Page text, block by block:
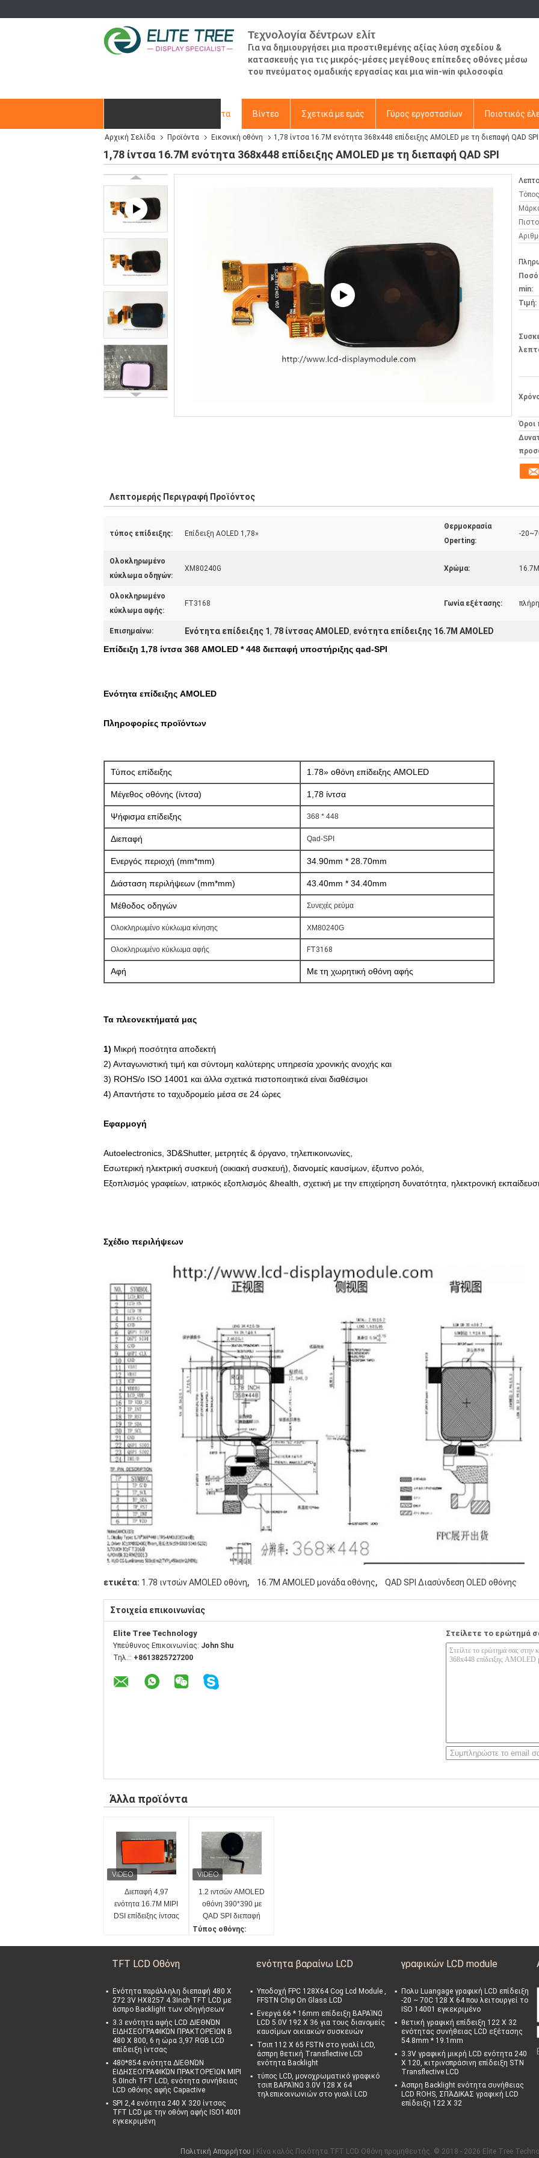
Τεχνολογία δέντρων ελίτ
Για να δημιουργήσει μια προστιθεμένης αξίας λύση σχεδίου &
κατασκευής για τις μικρός-μέσες μεγέθους επίπεδες οθόνες μέσω
του πνεύματος ομαδικής εργασίας και μια win-win φιλοσοφία
Προϊόντα Βίντεο Σχετικά με εμάς Γύρος εργοστασίων Ποιοτικός
Ζητήστε ένα απόσπασμα
Αρχική Σελίδα Προϊόντα Εικονική οθόνη 1,78 ίντσα 16.7M ενότητα 368x448 επίδειξης AMOLED με τη διεπαφή QAD SPI
1,78 ίντσα 16.7M ενότητα 368x448 επίδειξης AMOLED με τη διεπαφή QAD SPI
min:
Τιμή:
Όροι
Λεπτομερής Περιγραφή Προϊόντος
τύπος επίδειξης: Επίδειξη AOLED 1,78»
Θερμοκρασία
Operting:
-
Ολοκληρωμένο
κύκλωμα οδηγών:
XM80240G Χρώμα:
Ολοκληρωμένο
κύκλωμα αφής:
FT3168 Γωνία εξέτασης:
Επισημαίνω: Ενότητα επίδειξης 1 , 78 ίντσας AMOLED, ενότητα επίδειξης 16.7M AMOLED
Επίδειξη 1,78 ίντσα 368 AMOLED * 448 διεπαφή υποστήριξης qad-SPI
Ενότητα επίδειξης AMOLED
Πληροφορίες προϊόντων
Τύπος επίδειξης 1.78» οθόνη επίδειξης AMOLED
Μέγεθος οθόνης (ίντσα) 1,78 ίντσα
Ψήφισμα επίδειξης 368 * 448
Διεπαφή Qad-SPI
Ενεργός περιοχή (mm*mm) 34.90mm * 28.70mm
Διάσταση περιλήψεων (mm*mm) 43.40mm * 34.40mm
Μέθοδος οδηγών Συνεχές ρεύμα
Ολοκληρωμένο κύκλωμα κίνησης XM80240G
Ολοκληρωμένο κύκλωμα αφής FT3168
Αφή Με τη χωρητική οθόνη αφής
Τα πλεονεκτήματά μας
1) Μικρή ποσότητα αποδεκτή
2) Ανταγωνιστική τιμή και σύντομη καλύτερης υπηρεσία χρονικής ανοχής και
3) ROHS/ο ISO 14001 και άλλα σχετικά πιστοποιητικά είναι διαθέσιμοι
4) Απαντήστε το ταχυδρομείο μέσα σε 24 ώρες
Εφαρμογή
Autoelectronics, 3D&Shutter, μετρητές & όργανο, τηλεπικοινωνίες,
Εσωτερική ηλεκτρική συσκευή (οικιακή συσκευή), διανομείς καυσίμων, έξυπνο ρολόι,
Εξοπλισμός γραφείων, ιατρικός εξοπλισμός &health, σχετική με την επιχείρηση δυνατότητα, ηλεκτρονική
Σχέδιο περιλήψεων
ετικέτα: 1.78 ιντσών AMOLED οθόνη, 16.7M AMOLED μονάδα οθόνης, QAD SPI Διασύνδεση OLED οθόνης
Στοιχεία επικοινωνίας
Elite Tree Technology
Υπεύθυνος Επικοινωνίας: John Shu
Τηλ.:: +8613825727200
Στείλετε το ερώτημά
Άλλα προϊόντα
Διεπαφή 4,97
ενότητα 16.7M MIPI
DSI επίδειξης ίντσας
1.2 ιντσών AMOLED
οθόνη 390*390 με
QAD SPI διεπαφή
Τύπος οθόνης:
Θερμοκρασία Opertin
-20~70C
Κύκλος ελέγχου οδηγ
ού:
SH8601Z
Χρώμα:
TFT LCD Οθόνη
Ενότητα παράλληλη διεπαφή 480 X
272 3V HX8257 4.3Inch TFT LCD με
άσπρο Backlight των οδηγήσεων
3.3 ενότητα αφής LCD ΔΙΕΘΝΏΝ
ΕΙΔΗΣΕΟΓΡΑΦΙΚΏΝ ΠΡΑΚΤΟΡΕΊΩΝ Β
480 X 800, 6 η ώρα 3,97 RGB LCD
επίδειξη ίντσας
480*854 ενότητα ΔΙΕΘΝΏΝ
ΕΙΔΗΣΕΟΓΡΑΦΙΚΏΝ ΠΡΑΚΤΟΡΕΊΩΝ MIPI
5.0Inch TFT LCD, ενότητα συνήθειας
LCD οθόνης αφής Capactive
SPI 2,4 ενότητα 240 X 320 ίντσας
TFT LCD με την οθόνη αφής ISO14001
εγκεκριμένη
ενότητα βαραίνω LCD
Υποδοχή FPC 128X64 Cog Lcd Module ,
FFSTN Chip On Glass LCD
Ενεργά 66 * 16mm επίδειξη ΒΑΡΑΊΝΩ
LCD 5.0V 192 X 36 για τους διανομείς
καυσίμων οικιακών συσκευών
Τσιπ 112 X 65 FSTN στο γυαλί LCD,
άσπρη θετική Transflective LCD
ενότητα Backlight
τύπος LCD, μονοχρωματικό γραφικό
τσιπ ΒΑΡΑΊΝΩ 3.0V 128 X 64
τηλεπικοινωνιών στο γυαλί LCD
γραφικών LCD module
Πολυ Luangage γραφική LCD επίδειξη
-20 ~ 70C 128 X 64 που λειτουργεί το
ISO 14001 εγκεκριμένο
θετική γραφική επίδειξη 122 X 32
ενότητας συνήθειας LCD εξέτασης
54.8mm * 19.1mm
3.3V γραφική μικρή LCD ενότητα 240
X 120, κιτρινοπράσινη επίδειξη STN
Transflective LCD
Άσπρη Backlight ενότητα συνήθειας
LCD ROHS, ΣΠΆΔΙΚΑΣ γραφική LCD
επίδειξη 122 X 32
Πολιτική Απορρήτου | Κίνα καλός Ποιότητα TFT LCD Οθόνη προμηθευτής. © 2018 - 2026 Elite Tree